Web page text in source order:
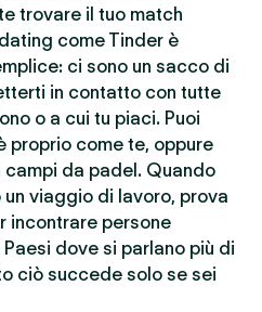
trovare il tuo match
come Tinder è
ci sono un sacco di
in contatto con tutte
o a cui tu piaci. Puoi
proprio come te, oppure
da padel. Quando
viaggio di lavoro, prova
incontrare persone
dove si parlano più di
ciò succede solo se sei